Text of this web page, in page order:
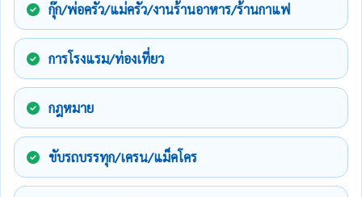
กุ๊ก/พ่อครัว/แม่ครัว/งานร้านอาหาร/ร้านกาแฟ
การโรงแรม/ท่องเที่ยว
กฎหมาย
ขับรถบรรทุก/เครน/แม็คโคร